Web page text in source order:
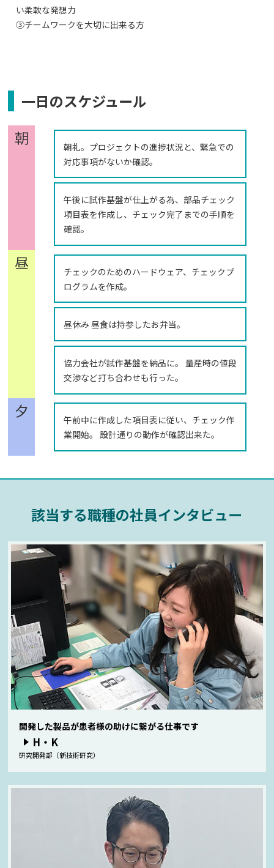
い柔軟な発想力
③チームワークを大切に出来る方
一日のスケジュール
朝
朝礼。プロジェクトの進捗状況と、緊急での
対応事項がないか確認。
午後に試作基盤が仕上がる為、部品チェック
項目表を作成し、チェック完了までの手順を
確認。
昼
チェックのためのハードウェア、チェックプ
ログラムを作成。
昼休み 昼食は持参したお弁当。
協力会社が試作基盤を納品に。 量産時の値段
交渉など打ち合わせも行った。
夕
午前中に作成した項目表に従い、チェック作
業開始。 設計通りの動作が確認出来た。
該当する職種の社員インタビュー
開発した製品が患者様の助けに繋がる仕事です
H・K
研究開発部（新技術研究）